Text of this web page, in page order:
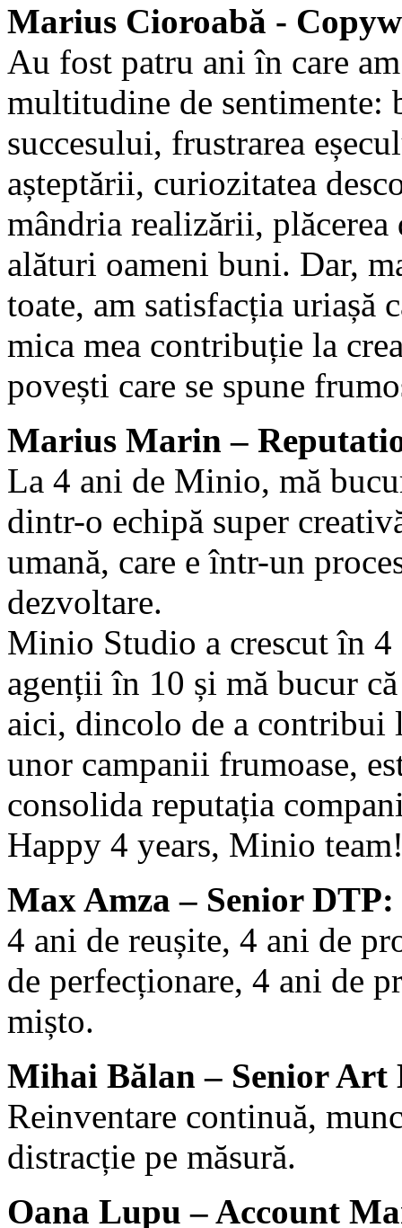
Marius Cioroabă -
Au fost patru ani în care
multitudine de sentimente:
succesului, frustrarea
așteptării, curiozitatea
mândria realizării, plăcerea
alături oameni buni. Dar,
toate, am satisfacția uriașă
mica mea contribuție la
povești care se spune
Marius Marin –
La 4 ani de Minio, mă
dintr-o echipă super
umană, care e într-un
dezvoltare.
Minio Studio a crescut în 4
agenții în 10 și mă bucur
aici, dincolo de a contribui
unor campanii frumoase,
consolida reputația
Happy 4 years, Minio
Max Amza – Senior DTP:
4 ani de reușite, 4 ani de
de perfecționare, 4 ani de
mișto.
Mihai Bălan – Senior Art
Reinventare continuă,
distracție pe măsură.
Oana Lupu – Account